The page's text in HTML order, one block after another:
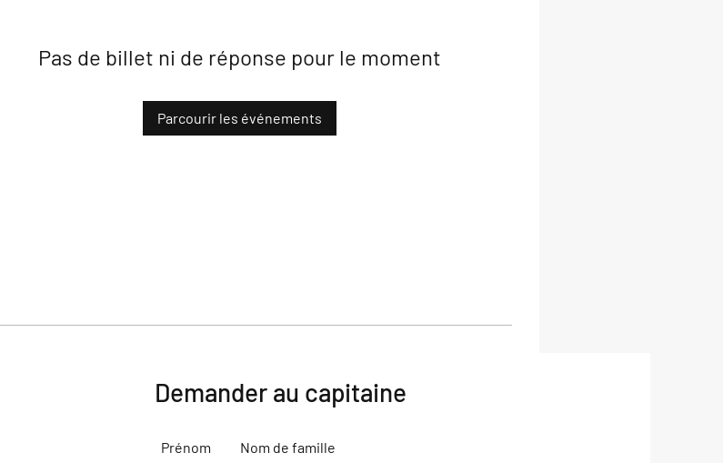
Pas de billet ni de réponse pour le moment
Parcourir les événements
Demander au capitaine
Prénom Nom de famille